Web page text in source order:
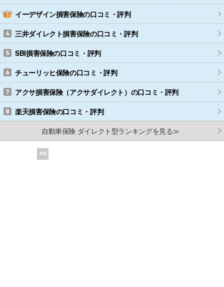
イーデザイン損害保険の口コミ・評判
三井ダイレクト損害保険の口コミ・評判
SBI損害保険の口コミ・評判
チューリッヒ保険の口コミ・評判
アクサ損害保険（アクサダイレクト） の口コミ・評判
楽天損害保険の口コミ・評判
自動車保険 ダイレクト型ランキングを見る≫
PR